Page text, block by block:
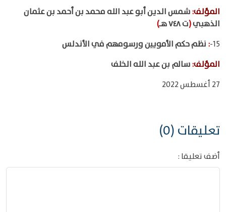
المؤلف:شمس الدين أبو عبد الله محمد بن أحمد بن عثمان
الذهبي(ت ٧٤٨ هـ
)
15-
: نظم حكم الأمويين ورسومهم في الأندلس
المؤلف:سالم بن عبد الله الخلف
27 أغسطس 2022
تعليقات (0)
أضف تعليقا :